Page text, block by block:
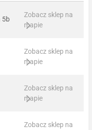
5b
Zobacz sklep na
mapie
Zobacz sklep na
mapie
Zobacz sklep na
mapie
Zobacz sklep na